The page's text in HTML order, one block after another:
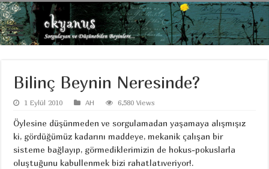
Bilinç Beynin Neresinde?
1 Eylül 2010 AH 6,580 Views
Öylesine düşünmeden ve sorgulamadan yaşamaya alışmışız
ki, gördüğümüz kadarını maddeye, mekanik çalışan bir
sisteme bağlayıp, görmediklerimizin de hokus-pokuslarla
oluştuğunu kabullenmek bizi rahatlatıveriyor!.